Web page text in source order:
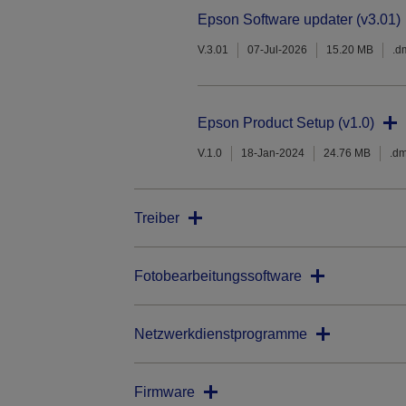
Epson Software updater (v3.01)
V.3.01 07-Jul-2026 15.20 MB
Epson Product Setup (v1.0)
V.1.0 18-Jan-2024 24.76 MB
Treiber
Fotobearbeitungssoftware
Netzwerkdienstprogramme
Firmware